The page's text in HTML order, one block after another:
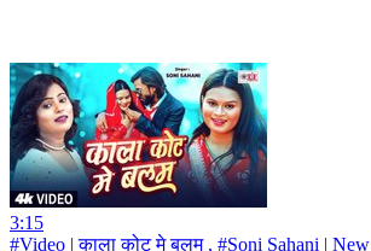
3:15
#Video | काला कोट मे बलम , #Soni Sahani |